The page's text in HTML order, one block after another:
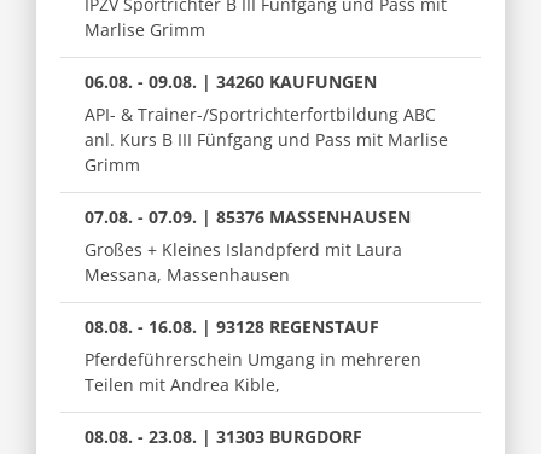
Marlise Grimm
06.08. - 09.08. | 34260 KAUFUNGEN
API- & Trainer-/Sportrichterfortbildung ABC
anl. Kurs B III Fünfgang und Pass mit Marlise
Grimm
07.08. - 07.09. | 85376 MASSENHAUSEN
Großes + Kleines Islandpferd mit Laura
Messana, Massenhausen
08.08. - 16.08. | 93128 REGENSTAUF
Pferdeführerschein Umgang in mehreren
Teilen mit Andrea Kible,
08.08. - 23.08. | 31303 BURGDORF